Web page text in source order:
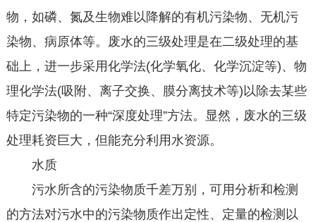
物，如磷、氮及生物难以降解的有机污染物、无机污
染物、病原体等。废水的三级处理是在二级处理的基
础上，进一步采用化学法(化学氧化、化学沉淀等)、物
理化学法(吸附、离子交换、膜分离技术等)以除去某些
特定污染物的一种“深度处理”方法。显然，废水的三级
处理耗资巨大，但能充分利用水资源。
水质
污水所含的污染物质千差万别，可用分析和检测
的方法对污水中的污染物质作出定性、定量的检测以